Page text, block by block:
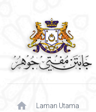
home Laman Utama